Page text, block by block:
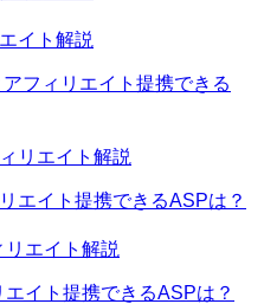
フィリエイト提携できる
エイト提携できるASPは？
イト提携できるASPは？